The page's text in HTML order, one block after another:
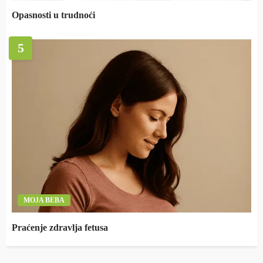
Opasnosti u trudnoći
5
MOJA BEBA
Praćenje zdravlja fetusa